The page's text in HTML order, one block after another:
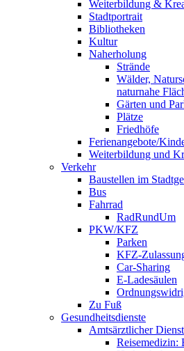
Weiterbildung &
Stadtportrait
Bibliotheken
Kultur
Naherholung
Strände
Wälder,
naturnahe
Gärten und
Plätze
Friedhöfe
Ferienangebote/
Weiterbildung und
Verkehr
Baustellen im
Bus
Fahrrad
RadRundUm
PKW/KFZ
Parken
KFZ-
Car-Sharing
E-Ladesäulen
Zu Fuß
Gesundheitsdienste
Amtsärztlicher Dienst
Reisemedizin: